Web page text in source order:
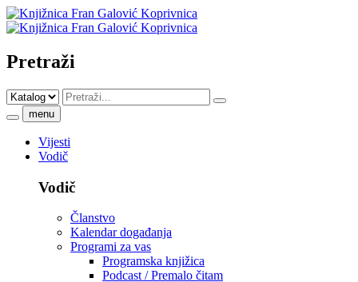
Pretraži
menu
Vijesti
Vodič
Vodič
Članstvo
Kalendar događanja
Programi za vas
Programska knjižica
Podcast / Premalo čitam